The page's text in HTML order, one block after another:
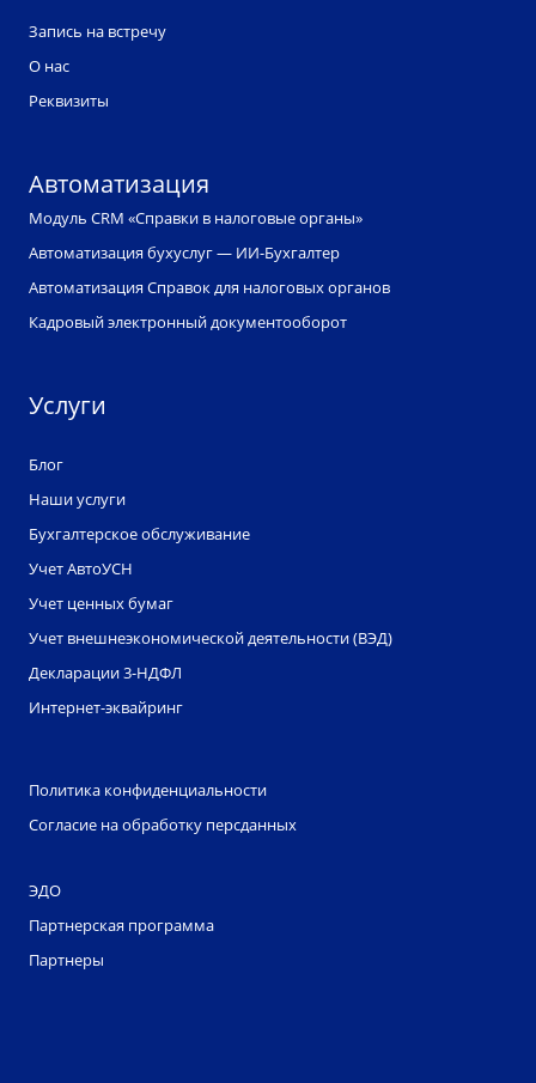
Запись на встречу
О нас
Реквизиты
Автоматизация
Модуль CRM «Справки в налоговые органы»
Автоматизация бухуслуг — ИИ-Бухгалтер
Автоматизация Справок для налоговых органов
Кадровый электронный документооборот
Услуги
Блог
Наши услуги
Бухгалтерское обслуживание
Учет АвтоУСН
Учет ценных бумаг
Учет внешнеэкономической деятельности (ВЭД)
Декларации 3-НДФЛ
Интернет-эквайринг
Политика конфиденциальности
Согласие на обработку персданных
ЭДО
Партнерская программа
Партнеры